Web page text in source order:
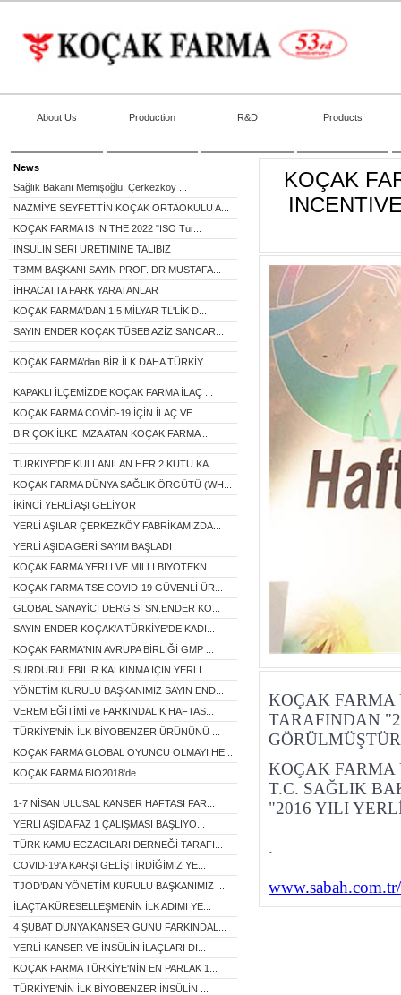
About Us Production R&D Products
News
Sağlık Bakanı Memişoğlu, Çerkezköy ...
NAZMİYE SEYFETTİN KOÇAK ORTAOKULU A...
KOÇAK FARMA IS IN THE 2022 "ISO Tur...
İNSÜLİN SERİ ÜRETİMİNE TALİBİZ
TBMM BAŞKANI SAYIN PROF. DR MUSTAFA...
İHRACATTA FARK YARATANLAR
KOÇAK FARMA'DAN 1.5 MİLYAR TL'LİK D...
SAYIN ENDER KOÇAK TÜSEB AZİZ SANCAR...
KOÇAK FARMA’dan BİR İLK DAHA TÜRKİY...
KAPAKLI İLÇEMİZDE KOÇAK FARMA İLAÇ ...
KOÇAK FARMA COVİD-19 İÇİN İLAÇ VE ...
BİR ÇOK İLKE İMZA ATAN KOÇAK FARMA ...
TÜRKİYE'DE KULLANILAN HER 2 KUTU KA...
KOÇAK FARMA DÜNYA SAĞLIK ÖRGÜTÜ (WH...
İKİNCİ YERLİ AŞI GELİYOR
YERLİ AŞILAR ÇERKEZKÖY FABRİKAMIZDA...
YERLİ AŞIDA GERİ SAYIM BAŞLADI
KOÇAK FARMA YERLİ VE MİLLİ BİYOTEKN...
KOÇAK FARMA TSE COVID-19 GÜVENLİ ÜR...
GLOBAL SANAYİCİ DERGİSİ SN.ENDER KO...
SAYIN ENDER KOÇAK'A TÜRKİYE'DE KADI...
KOÇAK FARMA'NIN AVRUPA BİRLİĞİ GMP ...
SÜRDÜRÜLEBİLİR KALKINMA İÇİN YERLİ ...
YÖNETİM KURULU BAŞKANIMIZ SAYIN END...
VEREM EĞİTİMİ ve FARKINDALIK HAFTAS...
TÜRKİYE'NİN İLK BİYOBENZER ÜRÜNÜNÜ ...
KOÇAK FARMA GLOBAL OYUNCU OLMAYI HE...
KOÇAK FARMA BIO2018'de
1-7 NİSAN ULUSAL KANSER HAFTASI FAR...
YERLİ AŞIDA FAZ 1 ÇALIŞMASI BAŞLIYO...
TÜRK KAMU ECZACILARI DERNEĞİ TARAFI...
COVID-19'A KARŞI GELİŞTİRDİĞİMİZ YE...
TJOD’DAN YÖNETİM KURULU BAŞKANIMIZ ...
İLAÇTA KÜRESELLEŞMENİN İLK ADIMI YE...
4 ŞUBAT DÜNYA KANSER GÜNÜ FARKINDAL...
YERLİ KANSER VE İNSÜLİN İLAÇLARI DI...
KOÇAK FARMA TÜRKİYE'NİN EN PARLAK 1...
TÜRKİYE’NİN İLK BİYOBENZER İNSÜLİN ...
KOÇAK
KOÇAK FARMA
TARAFINDAN
KOÇAK
T.C. SAĞLIK
"2016 YILI
.